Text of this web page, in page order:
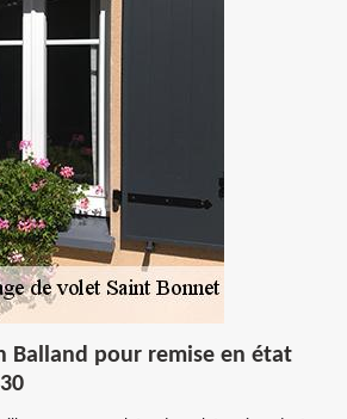
Balland pour remise en état